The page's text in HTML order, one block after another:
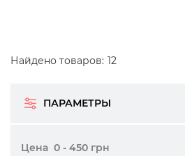
Найдено товаров: 12
ПАРАМЕТРЫ
Цена 0 - 450 грн